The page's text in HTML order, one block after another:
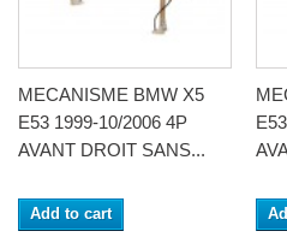
MECANISME BMW X5
E53 1999-10/2006 4P
AVANT DROIT SANS...
Add to cart